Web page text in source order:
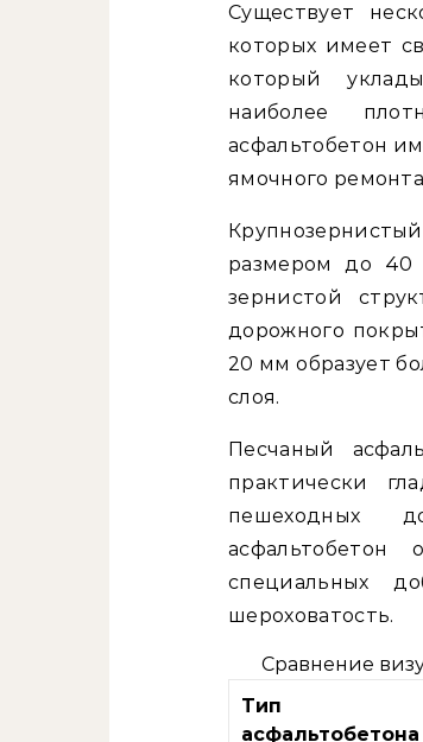
Существует
которых имеет
который
наиболее
асфальтобетон
ямочного
размером до 40
зернистой
дорожного
20 мм образует
слоя.
Песчаный
практически
пешеходных
специальных
шероховатость.
Сравнение
Тип
асфальтобетона